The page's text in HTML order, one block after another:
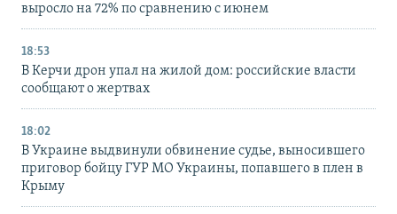
выросло на 72% по сравнению с июнем
18:53
В Керчи дрон упал на жилой дом: российские власти
сообщают о жертвах
18:02
В Украине выдвинули обвинение судье, выносившего
приговор бойцу ГУР МО Украины, попавшего в плен в
Крыму